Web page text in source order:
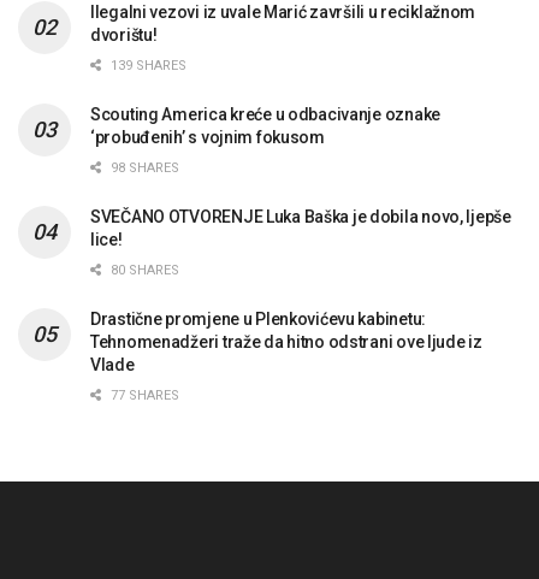
Ilegalni vezovi iz uvale Marić završili u reciklažnom
dvorištu!
139 SHARES
Scouting America kreće u odbacivanje oznake
‘probuđenih’ s vojnim fokusom
98 SHARES
SVEČANO OTVORENJE Luka Baška je dobila novo, ljepše
lice!
80 SHARES
Drastične promjene u Plenkovićevu kabinetu:
Tehnomenadžeri traže da hitno odstrani ove ljude iz
Vlade
77 SHARES